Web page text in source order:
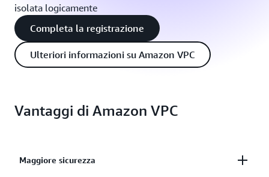
isolata logicamente
Completa la registrazione
Ulteriori informazioni su Amazon VPC
Vantaggi di Amazon VPC
Maggiore sicurezza